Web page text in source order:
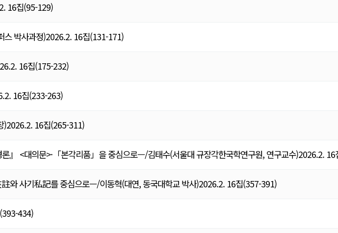
16집(95-129)
스 박사과정)2026.2. 16집(131-171)
16집(175-232)
16집(233-263)
)2026.2. 16집(265-311)
<대의문>·「본각리품」을 중심으로—/김태수(서울대 규장각한국학연구원, 연구교수)2026.2.
와 사기私記를 중심으로—/이동혁(대연, 동국대학교 박사)2026.2. 16집(357-391)
434)